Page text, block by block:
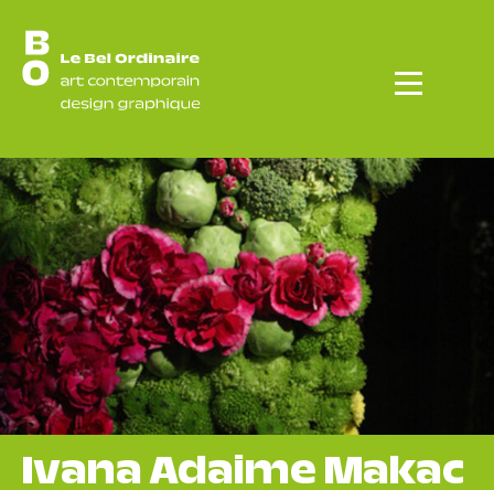
Menu
Ivana Adaime Makac